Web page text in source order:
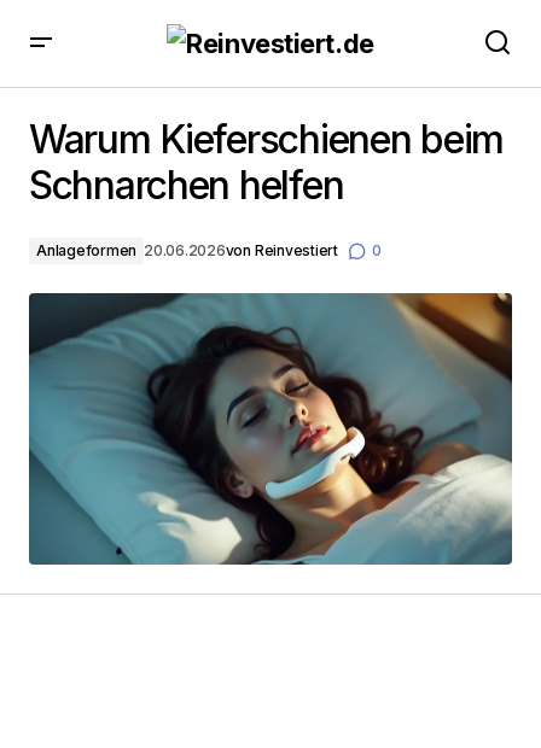
Warum Kieferschienen beim
Schnarchen helfen
Anlageformen 20.06.2026von Reinvestiert 0